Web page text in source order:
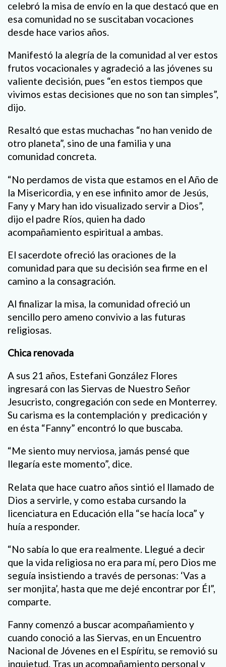
celebró la misa de envío en la que destacó que en
esa comunidad no se suscitaban vocaciones
desde hace varios años.
Manifestó la alegría de la comunidad al ver estos
frutos vocacionales y agradeció a las jóvenes su
valiente decisión, pues “en estos tiempos que
vivimos estas decisiones que no son tan simples”,
dijo.
Resaltó que estas muchachas “no han venido de
otro planeta”, sino de una familia y una
comunidad concreta.
“No perdamos de vista que estamos en el Año de
la Misericordia, y en ese infinito amor de Jesús,
Fany y Mary han ido visualizado servir a Dios”,
dijo el padre Ríos, quien ha dado
acompañamiento espiritual a ambas.
El sacerdote ofreció las oraciones de la
comunidad para que su decisión sea firme en el
camino a la consagración.
Al finalizar la misa, la comunidad ofreció un
sencillo pero ameno convivio a las futuras
religiosas.
Chica renovada
A sus 21 años, Estefani González Flores
ingresará con las Siervas de Nuestro Señor
Jesucristo, congregación con sede en Monterrey.
Su carisma es la contemplación y predicación y
en ésta “Fanny” encontró lo que buscaba.
“Me siento muy nerviosa, jamás pensé que
llegaría este momento”, dice.
Relata que hace cuatro años sintió el llamado de
Dios a servirle, y como estaba cursando la
licenciatura en Educación ella “se hacía loca” y
huía a responder.
“No sabía lo que era realmente. Llegué a decir
que la vida religiosa no era para mí, pero Dios me
seguía insistiendo a través de personas: ‘Vas a
ser monjita’, hasta que me dejé encontrar por Él”,
comparte.
Fanny comenzó a buscar acompañamiento y
cuando conoció a las Siervas, en un Encuentro
Nacional de Jóvenes en el Espíritu, se removió su
inquietud. Tras un acompañamiento personal y